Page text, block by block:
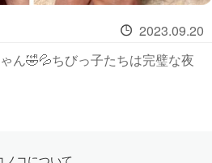
2023.09.20
ん🤣💦ちびっ子たちは完璧な夜